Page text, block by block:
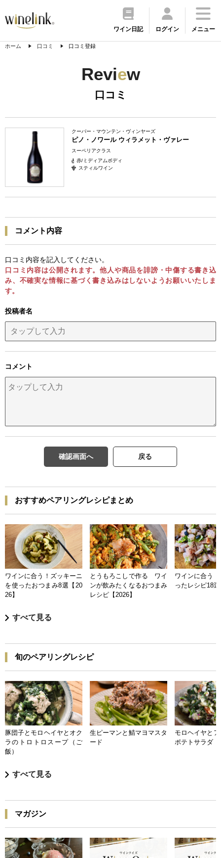
ワイン日記 ログイン メニュー
ホーム 口コミ 口コミ登録
Review
口コミ
クーパー・マウンテン・ヴィンヤーズ
ピノ・ノワール ウィラメット・ヴァレー
スーペリアクラス
赤/ミディアムボディ
スティルワイン
コメント内容
口コミ内容を記入してください。
口コミ内容は公開されます。他人や商品を誹謗・中傷する書き込
み、不確実な情報に基づく書き込みはしないようお願いいたしま
す。
投稿者名
コメント
確認画面へ 戻る
おすすめペアリングレシピまとめ
ワインに合う！ズッキーニ
を使ったおつまみ8選【20
26】
とうもろこしで作る ワイ
ンが飲みたくなるおつまみ
レシピ【2026】
ワインに合う
ったレシピ18
すべて見る
旬のペアリングレシピ
豚団子とモロヘイヤとオク
ラのトロトロスープ（ご
飯）
生ピーマンと鯖マヨマスタ
ード
モロヘイヤと
ポテトサラダ
すべて見る
マガジン